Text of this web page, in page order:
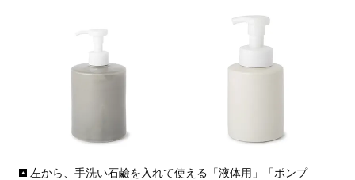
左から、手洗い石鹼を入れて使える「液体用」「ポンプ